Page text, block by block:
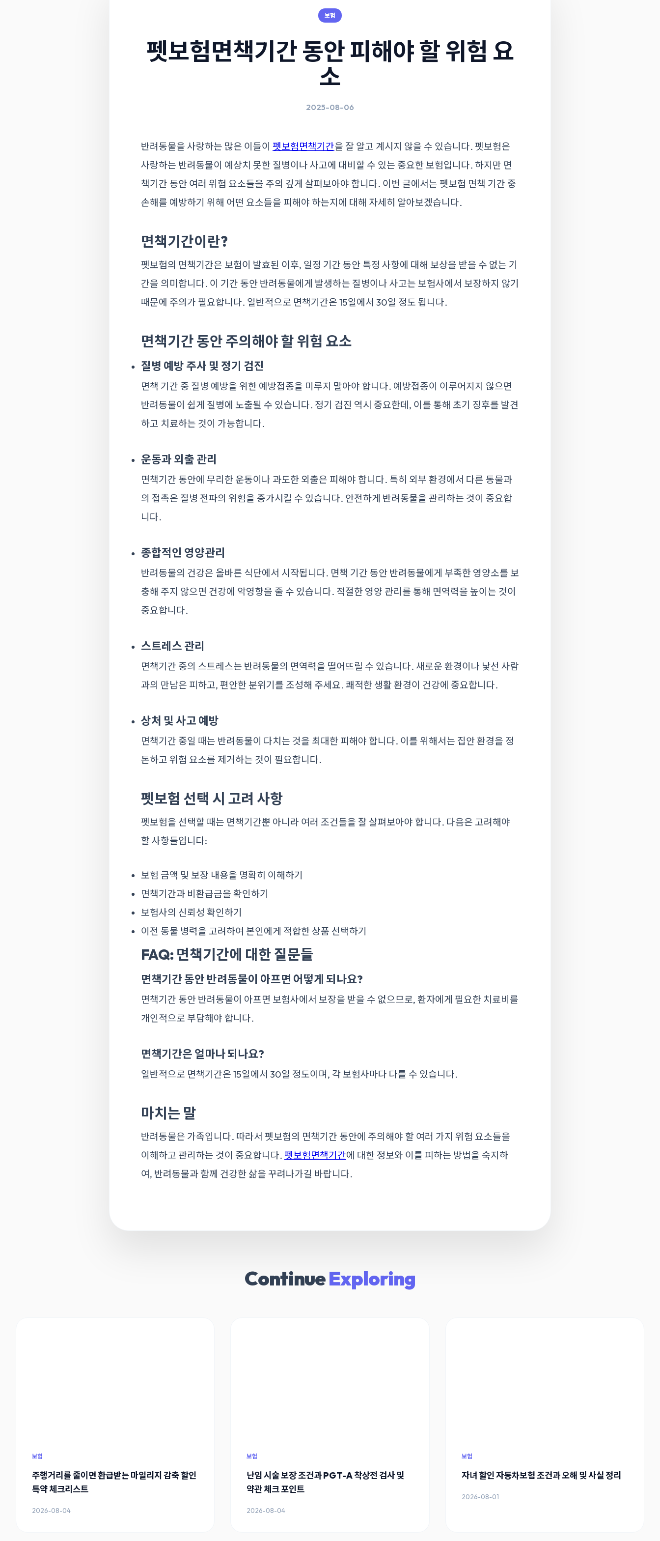
보험
펫보험면책기간 동안 피해야 할 위험 요
소
2025-08-06
반려동물을 사랑하는 많은 이들이 펫보험면책기간을 잘 알고 계시지 않을 수 있습니다. 펫보험은
사랑하는 반려동물이 예상치 못한 질병이나 사고에 대비할 수 있는 중요한 보험입니다. 하지만 면
책기간 동안 여러 위험 요소들을 주의 깊게 살펴보아야 합니다. 이번 글에서는 펫보험 면책 기간 중
손해를 예방하기 위해 어떤 요소들을 피해야 하는지에 대해 자세히 알아보겠습니다.
면책기간이란?
펫보험의 면책기간은 보험이 발효된 이후, 일정 기간 동안 특정 사항에 대해 보상을 받을 수 없는 기
간을 의미합니다. 이 기간 동안 반려동물에게 발생하는 질병이나 사고는 보험사에서 보장하지 않기
때문에 주의가 필요합니다. 일반적으로 면책기간은 15일에서 30일 정도 됩니다.
면책기간 동안 주의해야 할 위험 요소
질병 예방 주사 및 정기 검진
면책 기간 중 질병 예방을 위한 예방접종을 미루지 말아야 합니다. 예방접종이 이루어지지 않으면
반려동물이 쉽게 질병에 노출될 수 있습니다. 정기 검진 역시 중요한데, 이를 통해 초기 징후를 발견
하고 치료하는 것이 가능합니다.
운동과 외출 관리
면책기간 동안에 무리한 운동이나 과도한 외출은 피해야 합니다. 특히 외부 환경에서 다른 동물과
의 접촉은 질병 전파의 위험을 증가시킬 수 있습니다. 안전하게 반려동물을 관리하는 것이 중요합
니다.
종합적인 영양관리
반려동물의 건강은 올바른 식단에서 시작됩니다. 면책 기간 동안 반려동물에게 부족한 영양소를 보
충해 주지 않으면 건강에 악영향을 줄 수 있습니다. 적절한 영양 관리를 통해 면역력을 높이는 것이
중요합니다.
스트레스 관리
면책기간 중의 스트레스는 반려동물의 면역력을 떨어뜨릴 수 있습니다. 새로운 환경이나 낯선 사람
과의 만남은 피하고, 편안한 분위기를 조성해 주세요. 쾌적한 생활 환경이 건강에 중요합니다.
상처 및 사고 예방
면책기간 중일 때는 반려동물이 다치는 것을 최대한 피해야 합니다. 이를 위해서는 집안 환경을 정
돈하고 위험 요소를 제거하는 것이 필요합니다.
펫보험 선택 시 고려 사항
펫보험을 선택할 때는 면책기간뿐 아니라 여러 조건들을 잘 살펴보아야 합니다. 다음은 고려해야
할 사항들입니다:
보험 금액 및 보장 내용을 명확히 이해하기
면책기간과 비환급금을 확인하기
보험사의 신뢰성 확인하기
이전 동물 병력을 고려하여 본인에게 적합한 상품 선택하기
FAQ: 면책기간에 대한 질문들
면책기간 동안 반려동물이 아프면 어떻게 되나요?
면책기간 동안 반려동물이 아프면 보험사에서 보장을 받을 수 없으므로, 환자에게 필요한 치료비를
개인적으로 부담해야 합니다.
면책기간은 얼마나 되나요?
일반적으로 면책기간은 15일에서 30일 정도이며, 각 보험사마다 다를 수 있습니다.
마치는 말
반려동물은 가족입니다. 따라서 펫보험의 면책기간 동안에 주의해야 할 여러 가지 위험 요소들을
이해하고 관리하는 것이 중요합니다. 펫보험면책기간에 대한 정보와 이를 피하는 방법을 숙지하
여, 반려동물과 함께 건강한 삶을 꾸려나가길 바랍니다.
ContinueExploring
보험
주행거리를 줄이면 환급받는 마일리지 감축 할인
특약 체크리스트
2026-08-04
보험
난임 시술 보장 조건과 PGT-A 착상전 검사 및
약관 체크 포인트
2026-08-04
보험
자녀 할인 자동차보험 조건과 오해 및 사실 정리
2026-08-01